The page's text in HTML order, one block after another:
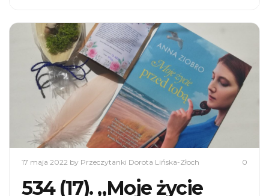
17 maja 2022 by Przeczytanki Dorota Lińska-Złoch 0
534 (17). „Moje życie